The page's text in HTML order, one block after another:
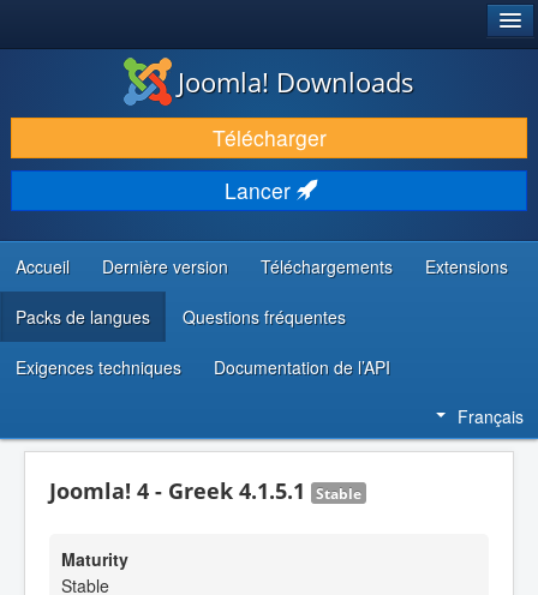
TÉLÉCHARGER & ÉTENDRE
DÉCOUVRIR & APPRENDRE
COMMUNAUTÉ & SUPPORT
RESSOURCES DÉVELOPPEURS
Joomla! Downloads
Télécharger
Lancer
Accueil Dernière version Téléchargements Extensions
Packs de langues Questions fréquentes
Exigences techniques Documentation de l’API
Français
Joomla! 4 - Greek 4.1.5.1 Stable
Maturity
Stable